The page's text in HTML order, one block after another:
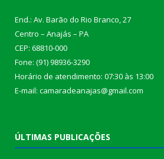
End.: Av. Barão do Rio Branco, 27
Centro – Anajás – PA
CEP: 68810-000
Fone: (91) 98936-3290
Horário de atendimento: 07:30 às 13:00
E-mail: camaradeanajas@gmail.com
ÚLTIMAS PUBLICAÇÕES